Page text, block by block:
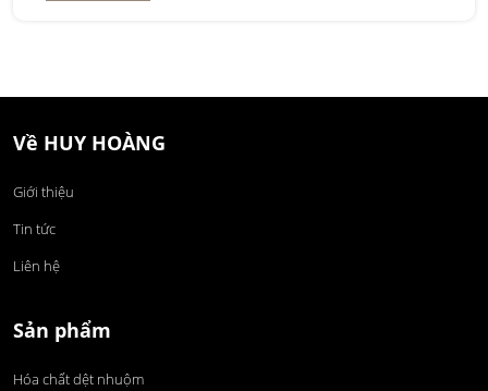
Về HUY HOÀNG
Giới thiệu
Tin tức
Liên hệ
Sản phẩm
Hóa chất dệt nhuộm